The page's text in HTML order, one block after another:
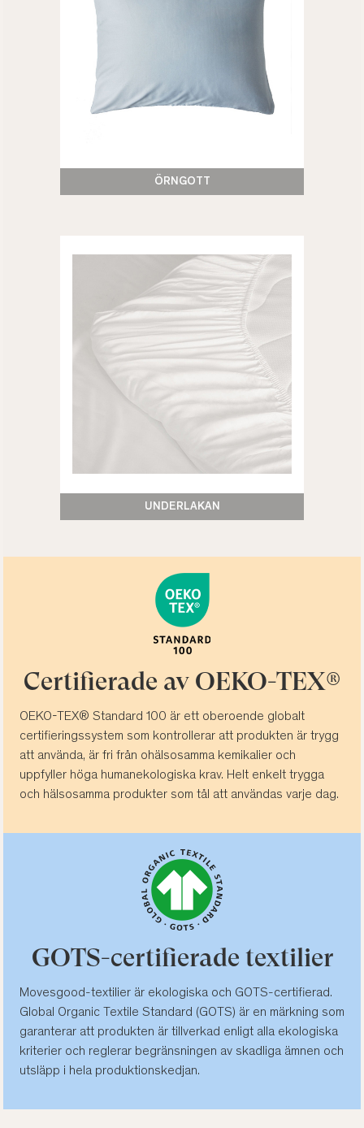
ÖRNGOTT
UNDERLAKAN
Certifierade av OEKO-TEX®
OEKO-TEX® Standard 100 är ett oberoende globalt
certifieringssystem som kontrollerar att produkten är trygg
att använda, är fri från ohälsosamma kemikalier och
uppfyller höga humanekologiska krav. Helt enkelt trygga
och hälsosamma produkter som tål att användas varje dag.
GOTS-certifierade textilier
Movesgood-textilier är ekologiska och GOTS-certifierad.
Global Organic Textile Standard (GOTS) är en märkning som
garanterar att produkten är tillverkad enligt alla ekologiska
kriterier och reglerar begränsningen av skadliga ämnen och
utsläpp i hela produktionskedjan.